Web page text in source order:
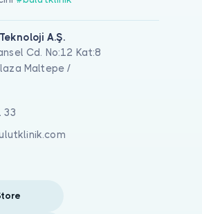
A.Ş.
Cd. No:12 Kat:8
Maltepe /
33